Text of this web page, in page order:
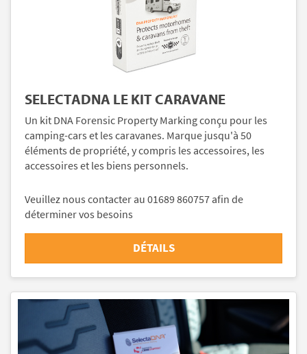
SELECTADNA LE KIT CARAVANE
Un kit DNA Forensic Property Marking conçu pour les
camping-cars et les caravanes. Marque jusqu'à 50
éléments de propriété, y compris les accessoires, les
accessoires et les biens personnels.
Veuillez nous contacter au 01689 860757 afin de
déterminer vos besoins
DÉTAILS